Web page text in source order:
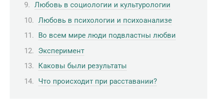
Любовь в социологии и культурологии
Любовь в психологии и психоанализе
Во всем мире люди подвластны любви
Эксперимент
Каковы были результаты
Что происходит при расставании?